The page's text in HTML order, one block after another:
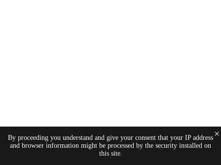
By proceeding you understand and give your consent that your IP address
and browser information might be processed by the security installed on
this site.
×